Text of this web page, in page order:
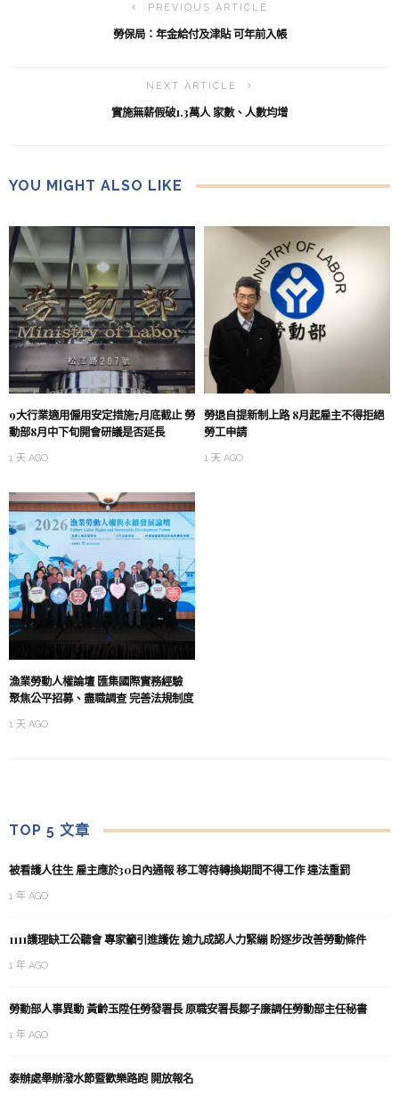
PREVIOUS ARTICLE
勞保局：年金給付及津貼 可年前入帳
NEXT ARTICLE
實施無薪假破1.3萬人 家數、人數均增
YOU MIGHT ALSO LIKE
9大行業適用僱用安定措施7月底截止 勞
動部8月中下旬開會研議是否延長
1 天 AGO
勞退自提新制上路 8月起雇主不得拒絕
勞工申請
1 天 AGO
漁業勞動人權論壇 匯集國際實務經驗
聚焦公平招募、盡職調查 完善法規制度
1 天 AGO
TOP 5 文章
被看護人往生 雇主應於30日內通報 移工等待轉換期間不得工作 違法重罰
1 年 AGO
1111護理缺工公聽會 專家籲引進護佐 逾九成認人力緊繃 盼逐步改善勞動條件
1 年 AGO
勞動部人事異動 黃齡玉陞任勞發署長 原職安署長鄒子廉調任勞動部主任秘書
1 年 AGO
泰辦處舉辦潑水節暨歡樂路跑 開放報名